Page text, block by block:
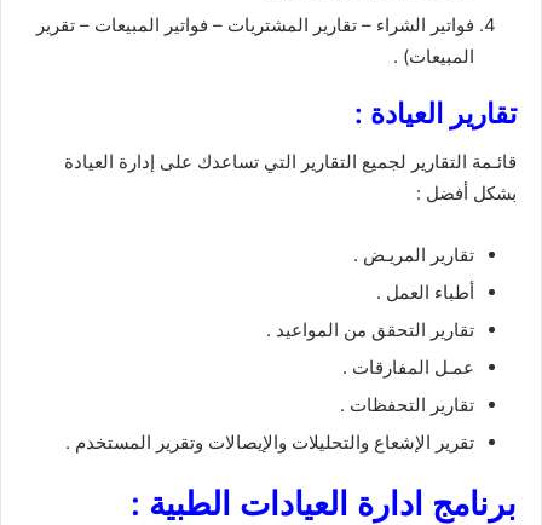
فواتير الشراء – تقارير المشتريات – فواتير المبيعات – تقرير
المبيعات) .
تقارير العيادة :
قائـمة التقارير لجميع التقارير التي تساعدك على إدارة العيادة
بشكل أفضل :
تقارير المريـض .
أطباء العمل .
تقارير التحقق من المواعيد .
عمـل المفارقات .
تقارير التحفظات .
تقرير الإشعاع والتحليلات والإيصالات وتقرير المستخدم .
برنامج ادارة العيادات الطبية :